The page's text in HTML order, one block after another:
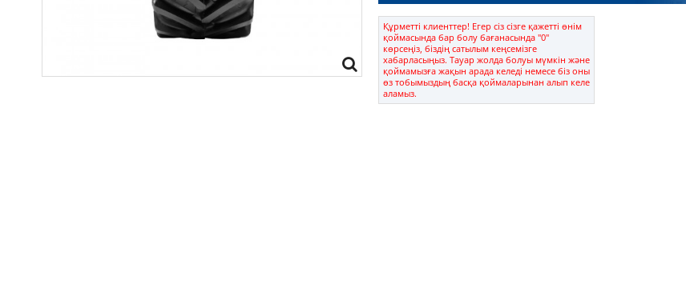
Құрметті клиенттер! Егер сіз сізге қажетті өнім
қоймасында бар болу бағанасында "0"
көрсеңіз, біздің сатылым кеңсемізге
хабарласыңыз. Тауар жолда болуы мүмкін және
қоймамызға жақын арада келеді немесе біз оны
өз тобымыздың басқа қоймаларынан алып келе
аламыз.